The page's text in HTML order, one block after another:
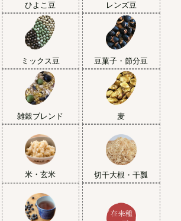
ひよこ豆 レンズ豆
ミックス豆 豆菓子・節分豆
雑穀ブレンド 麦
米・玄米 切干大根・干瓢